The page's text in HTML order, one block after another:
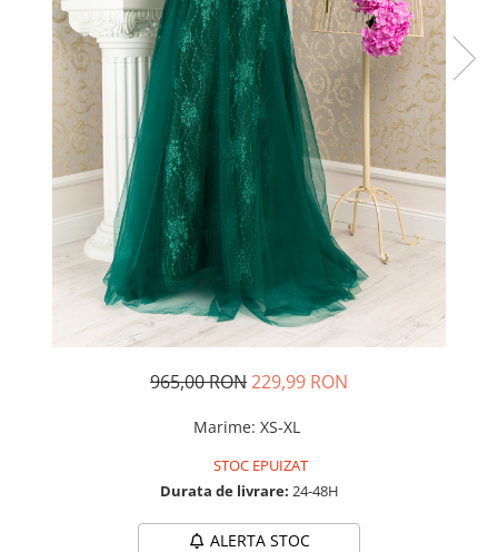
Rochii din dantela
Rochii din tafta
Rochii cu paiete
Rochii din tul
Rochii din catifea
Rochii din Barbie/Bistrech
Rochii din saten
Rochii voal
Rochii cu imprimeu
965,00 RON229,99 RON
Marime: XS-XL
STOC EPUIZAT
Durata de livrare: 24-48H
ALERTA STOC